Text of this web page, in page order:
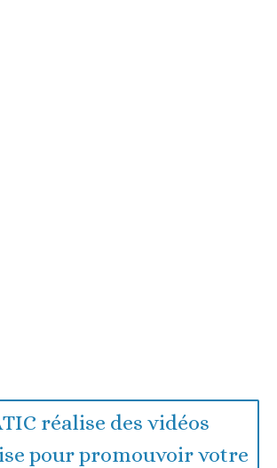
réalise des vidéos
pour promouvoir votre